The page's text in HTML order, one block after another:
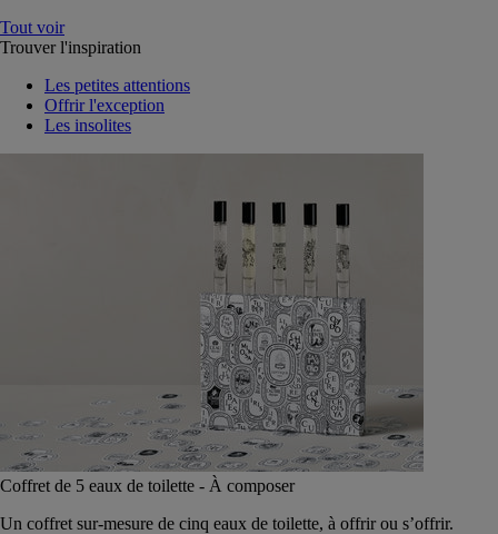
Tout voir
Trouver l'inspiration
Les petites attentions
Offrir l'exception
Les insolites
Coffret de 5 eaux de toilette - À composer
Un coffret sur-mesure de cinq eaux de toilette, à offrir ou s’offrir.